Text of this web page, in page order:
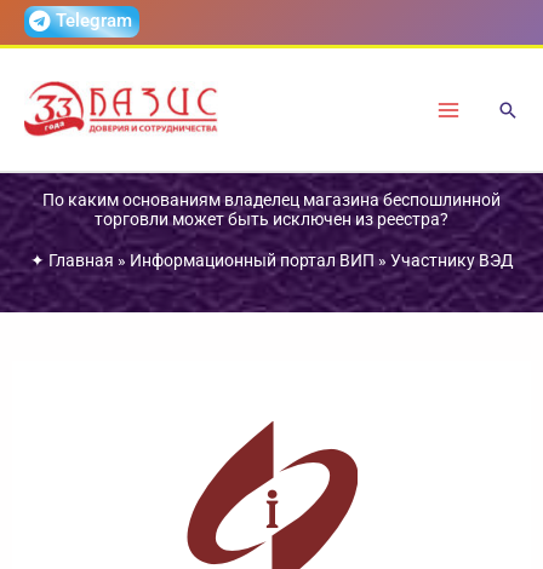
ПерейтиTelegram
По каким основаниям владелец магазина беспошлинной
торговли может быть исключен из реестра?
✦ Главная » Информационный портал ВИП » Участнику ВЭД